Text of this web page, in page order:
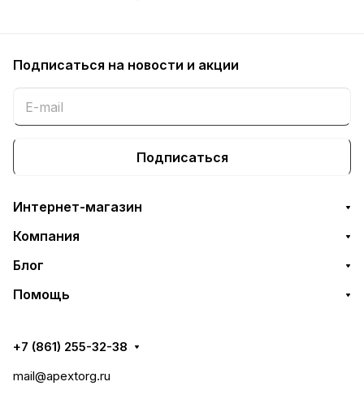
Подписаться на новости и акции
Подписаться
Интернет-магазин
Компания
Блог
Помощь
+7 (861) 255-32-38
mail@apextorg.ru